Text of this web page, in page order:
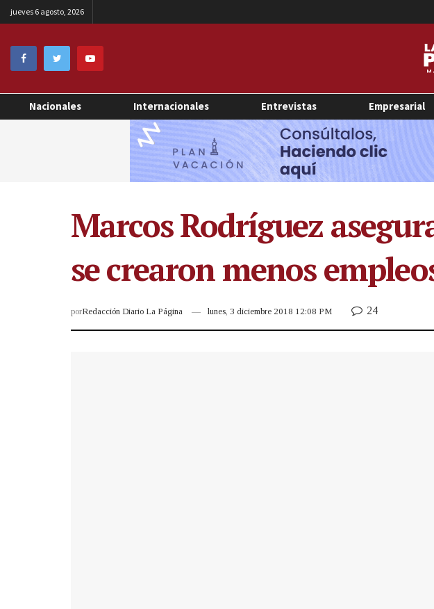
jueves 6 agosto, 2026
Nacionales Internacionales Entrevistas Empresarial
Marcos Rodríguez
se crearon menos
porRedacción Diario La Página lunes, 3 diciembre 2018 12:08 PM 24